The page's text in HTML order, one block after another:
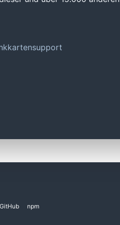
GitHub npm